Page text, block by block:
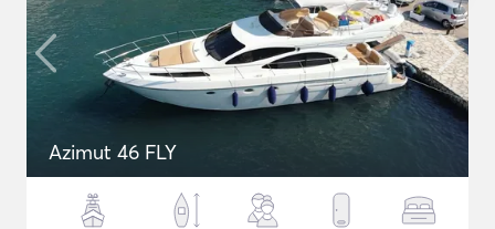
Azimut 46 FLY